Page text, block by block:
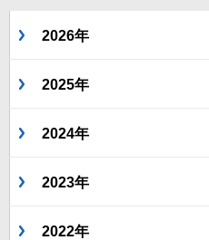
2026年
2025年
2024年
2023年
2022年